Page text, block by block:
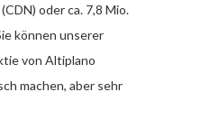
oder ca. 7,8 Mio.
können unserer
von Altiplano
machen, aber sehr